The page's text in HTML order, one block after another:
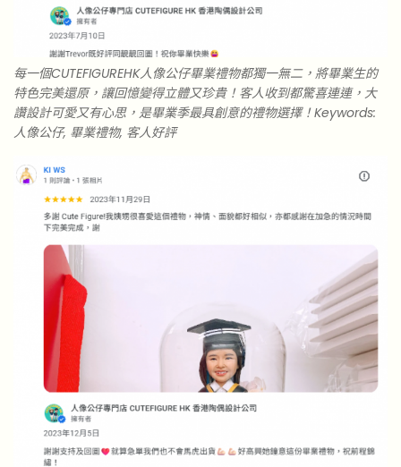
每一個CUTEFIGUREHK人像公仔畢業禮物都獨一無二，將畢業生的
特色完美還原，讓回憶變得立體又珍貴！客人收到都驚喜連連，大
讚設計可愛又有心思，是畢業季最具創意的禮物選擇！Keywords:
人像公仔, 畢業禮物, 客人好評